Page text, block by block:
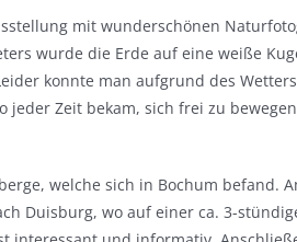
mit wunderschönen
wurde die Erde auf eine weiße
konnte man aufgrund des
jeder Zeit bekam, sich frei zu
welche sich in Bochum befand.
Duisburg, wo auf einer ca. 3-